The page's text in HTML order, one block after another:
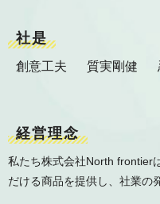
社是
創意工夫 質実剛健
経営理念
私たち株式会社North frontier
だける商品を提供し、社業の